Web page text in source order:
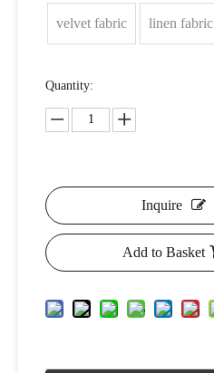
velvet fabric linen fabric
Quantity:
Inquire
Add to Basket